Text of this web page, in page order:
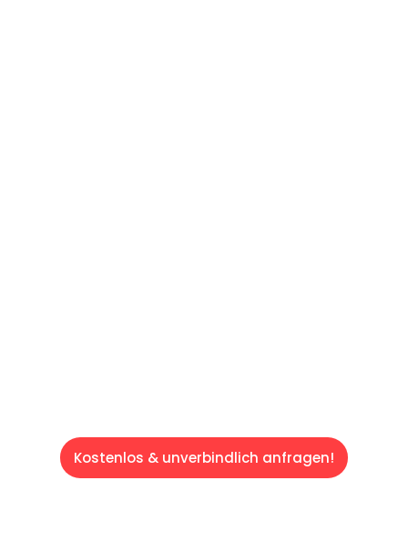
Kostenlos & unverbindlich anfragen!